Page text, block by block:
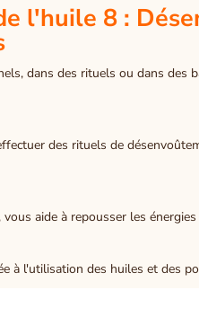
l'huile 8 :
dans des rituels ou dans des
des rituels de
aide à repousser les
à l'utilisation des huiles et des